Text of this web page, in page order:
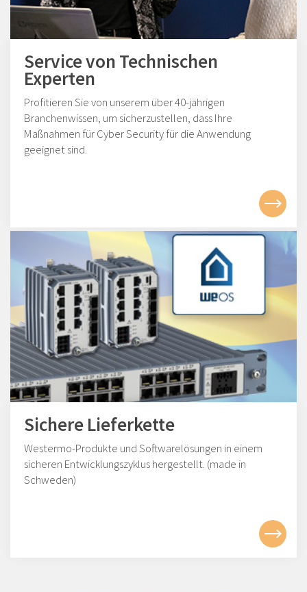
Service von Technischen
Experten
Profitieren Sie von unserem über 40-jährigen
Branchenwissen, um sicherzustellen, dass Ihre
Maßnahmen für Cyber Security für die Anwendung
geeignet sind.
Sichere Lieferkette
Westermo-Produkte und Softwarelösungen in einem
sicheren Entwicklungszyklus hergestellt. (made in
Schweden)